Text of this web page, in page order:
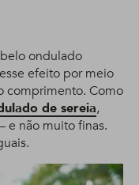
ondulado
efeito por meio
comprimento. Como
de sereia,
e não muito finas.